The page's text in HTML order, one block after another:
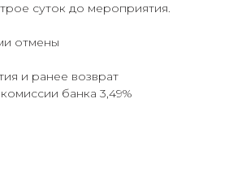
суток до мероприятия.
отмены
и ранее возврат
банка 3,49%